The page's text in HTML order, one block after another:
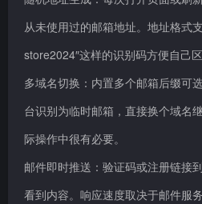
从未使用过的邮箱地址。地址格式
store2024″这样的识别码方便自己区
多域名切换：内置多个邮箱后缀可
台识别为临时邮箱，直接换个域名
际操作中很有必要。
邮件即时推送：验证码或注册链接
看到内容。响应速度取决于邮件服